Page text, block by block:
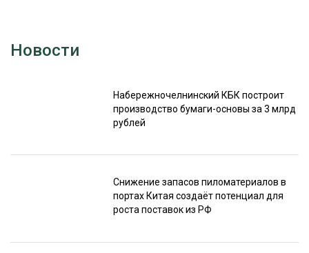
Новости
Набережночелнинский КБК построит
производство бумаги-основы за 3 млрд
рублей
Снижение запасов пиломатериалов в
портах Китая создаёт потенциал для
роста поставок из РФ